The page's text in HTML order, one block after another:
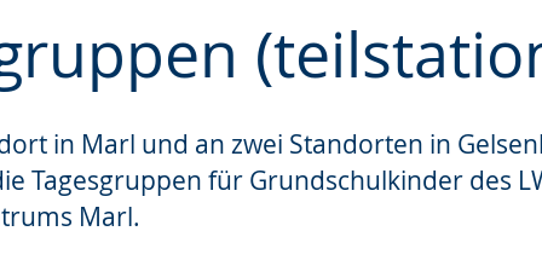
in Marl und an zwei Standorten in
Tagesgruppen für Grundschulkinder des
Marl.